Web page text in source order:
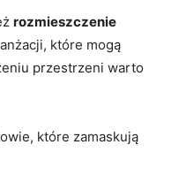
rozmieszczenie
które mogą
⁣przestrzeni warto
które zamaskują